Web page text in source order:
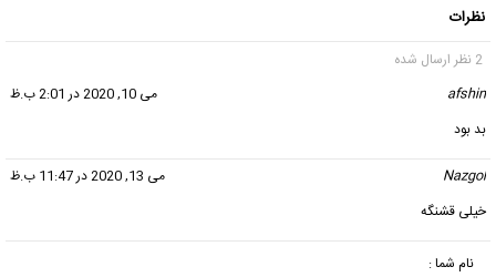
نظرات
2 نظر ارسال شده
afshin
می 10, 2020 در 2:01 ب.ظ
بد بود
Nazgol
می 13, 2020 در 11:47 ب.ظ
خیلی قشنگه
نام شما :